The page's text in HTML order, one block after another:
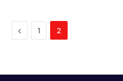
Previous
1 2